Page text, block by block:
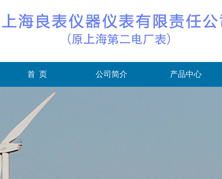
首 页 公司简介 产品中心